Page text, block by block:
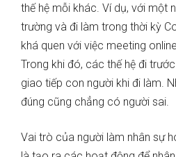
thế hệ mỗi khác. Ví dụ, với một
trường và đi làm trong thời kỳ
khá quen với việc meeting
Trong khi đó, các thế hệ đi
giao tiếp con người khi đi làm.
đúng cũng chẳng có người sai.
Vai trò của người làm nhân sự